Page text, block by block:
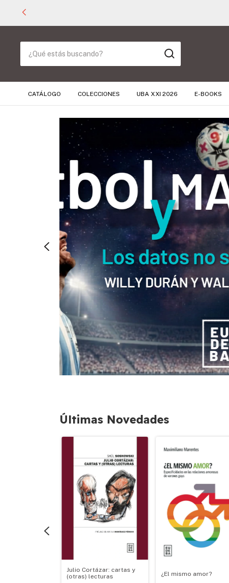
CATÁLOGO COLECCIONES UBA XXI 2026 E-BOOKS
Últimas Novedades
Julio Cortázar: cartas y
(otras) lecturas
¿El mismo amor?